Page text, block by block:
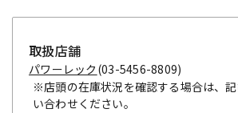
取扱店舗
パワーレック (03-5456-8809)
※店頭の在庫状況を確認する場合は、
い合わせください。